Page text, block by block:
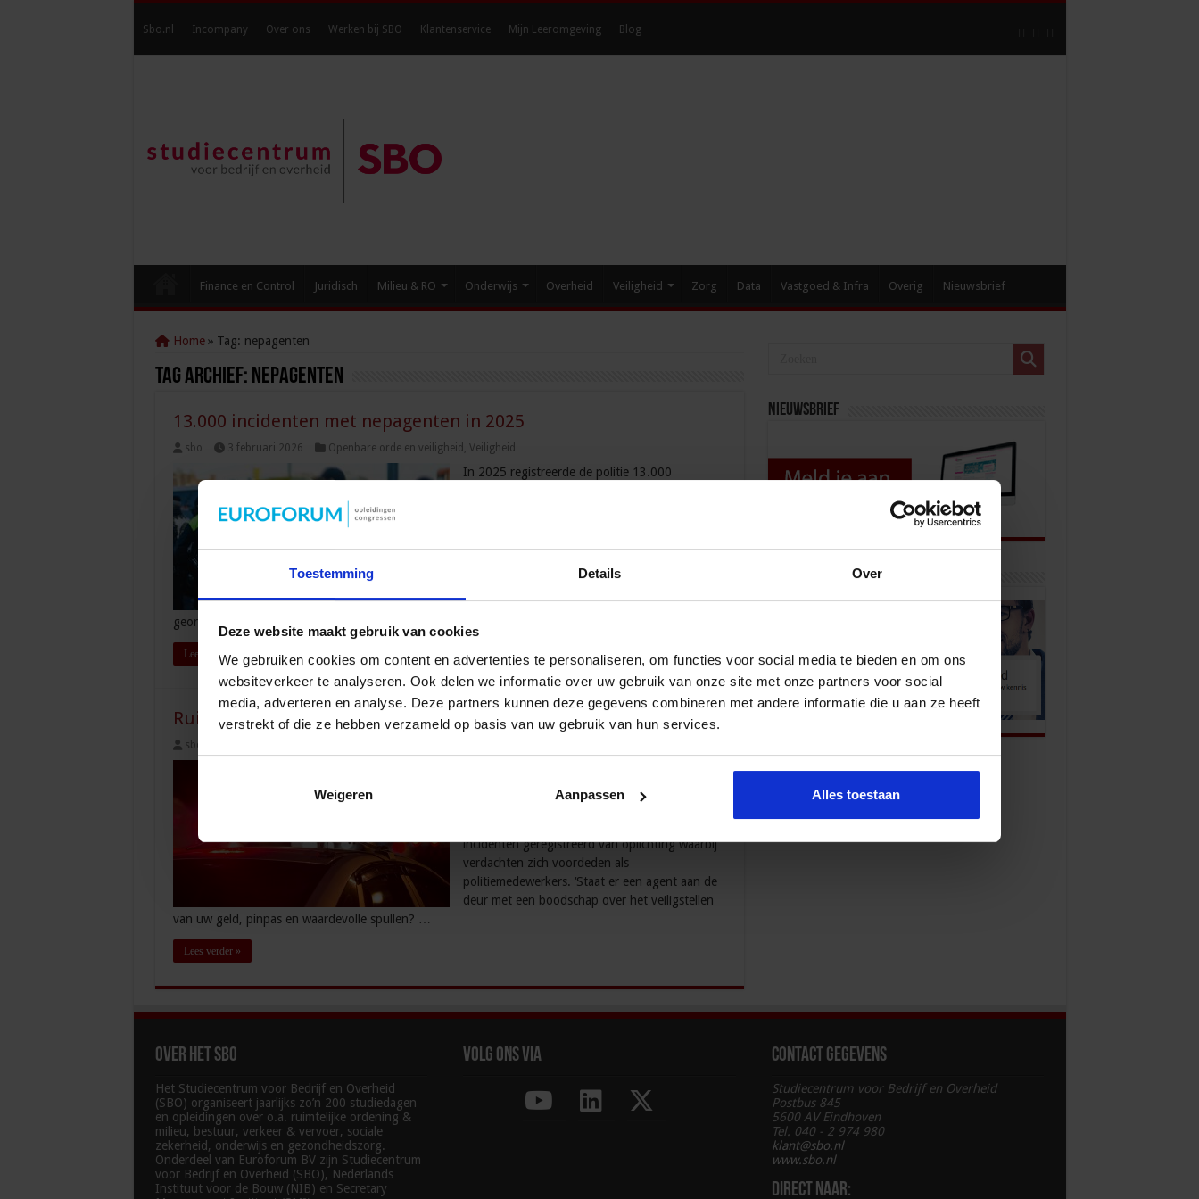
Toestemming Details Over
Deze website maakt gebruik van cookies
We gebruiken cookies om content en advertenties te personaliseren, om functies voor social media te bieden en om ons
websiteverkeer te analyseren. Ook delen we informatie over uw gebruik van onze site met onze partners voor social
media, adverteren en analyse. Deze partners kunnen deze gegevens combineren met andere informatie die u aan ze heeft
verstrekt of die ze hebben verzameld op basis van uw gebruik van hun services.
Weigeren Aanpassen Alles toestaan
Sbo.nl Incompany Over ons Werken bij SBO Klantenservice Mijn Leeromgeving Blog
Finance en Control Juridisch Milieu & RO Onderwijs Overheid Veiligheid Zorg Data Vastgoed & Infra Overig Nieuwsbrief
Home » Tag: nepagenten
Tag Archief: nepagenten
13.000 incidenten met nepagenten in 2025
sbo 3 februari 2026 Openbare orde en veiligheid , Veiligheid
In 2025 registreerde de politie 13.000
– vooral 70-plussers – blijft onverminderd
groot, ziet Sybren van der Velden Walda,
‘We blijven waarschuwen voor deze vorm van
georganiseerde criminaliteit.’ Het aantal incidenten met nepagenten lijkt stabiel te …
Lees verder »
Ruim 10.000 incidenten met nepagenten in 2025
sbo
nepagenten nam in augustus en september nog
af, maar inmiddels neemt dat weer toe. In totaal
incidenten geregistreerd van oplichting waarbij
verdachten zich voordeden als
politiemedewerkers. ‘Staat er een agent aan de
deur met een boodschap over het veiligstellen
van uw geld, pinpas en waardevolle spullen? …
Lees verder »
Nieuwsbrief
Bekijk onze opleidingen
Over het SBO
Het Studiecentrum voor Bedrijf en Overheid
(SBO) organiseert jaarlijks zo’n 200 studiedagen
en opleidingen over o.a. ruimtelijke ordening &
milieu, bestuur, verkeer & vervoer, sociale
zekerheid, onderwijs en gezondheidszorg.
Onderdeel van Euroforum BV zijn Studiecentrum
voor Bedrijf en Overheid (SBO), Nederlands
Instituut voor de Bouw (NIB) en Secretary
Volg ons via Contact gegevens
Studiecentrum voor Bedrijf en Overheid
Postbus 845
5600 AV Eindhoven
Tel. 040 - 2 974 980
klant@sbo.nl
www.sbo.nl
Direct naar: